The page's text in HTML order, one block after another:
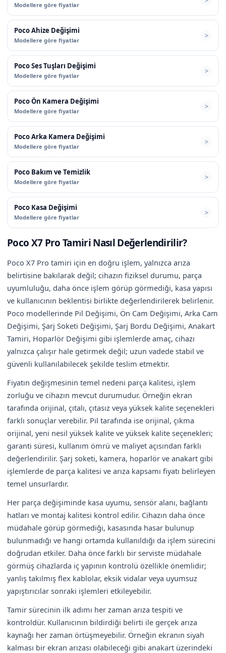
Modellere göre fiyatlar
Poco Ahize Değişimi
Modellere göre fiyatlar
Poco Ses Tuşları Değişimi
Modellere göre fiyatlar
Poco Ön Kamera Değişimi
Modellere göre fiyatlar
Poco Arka Kamera Değişimi
Modellere göre fiyatlar
Poco Bakım ve Temizlik
Modellere göre fiyatlar
Poco Kasa Değişimi
Modellere göre fiyatlar
Poco X7 Pro Tamiri Nasıl Değerlendirilir?
Poco X7 Pro tamiri için en doğru işlem, yalnızca arıza
belirtisine bakılarak değil; cihazın fiziksel durumu, parça
uyumluluğu, daha önce işlem görüp görmediği, kasa yapısı
ve kullanıcının beklentisi birlikte değerlendirilerek belirlenir.
Poco modellerinde Pil Değişimi, Ön Cam Değişimi, Arka Cam
Değişimi, Şarj Soketi Değişimi, Şarj Bordu Değişimi, Anakart
Tamiri, Hoparlör Değişimi gibi işlemlerde amaç, cihazı
yalnızca çalışır hale getirmek değil; uzun vadede stabil ve
güvenli kullanılabilecek şekilde teslim etmektir.
Fiyatın değişmesinin temel nedeni parça kalitesi, işlem
zorluğu ve cihazın mevcut durumudur. Örneğin ekran
tarafında orijinal, çıtalı, çıtasız veya yüksek kalite seçenekleri
farklı sonuçlar verebilir. Pil tarafında ise orijinal, çıkma
orijinal, yeni nesil yüksek kalite ve yüksek kalite seçenekleri;
garanti süresi, kullanım ömrü ve maliyet açısından farklı
değerlendirilir. Şarj soketi, kamera, hoparlör ve anakart gibi
işlemlerde de parça kalitesi ve arıza kapsamı fiyatı belirleyen
temel unsurlardır.
Her parça değişiminde kasa uyumu, sensör alanı, bağlantı
hatları ve montaj kalitesi kontrol edilir. Cihazın daha önce
müdahale görüp görmediği, kasasında hasar bulunup
bulunmadığı ve hangi ortamda kullanıldığı da işlem sürecini
doğrudan etkiler. Daha önce farklı bir serviste müdahale
görmüş cihazlarda iç yapının kontrolü özellikle önemlidir;
yanlış takılmış flex kablolar, eksik vidalar veya uyumsuz
yapıştırıcılar sonraki işlemleri etkileyebilir.
Tamir sürecinin ilk adımı her zaman arıza tespiti ve
kontroldür. Kullanıcının bildirdiği belirti ile gerçek arıza
kaynağı her zaman örtüşmeyebilir. Örneğin ekranın siyah
kalması bir ekran arızası olabileceği gibi anakart üzerindeki